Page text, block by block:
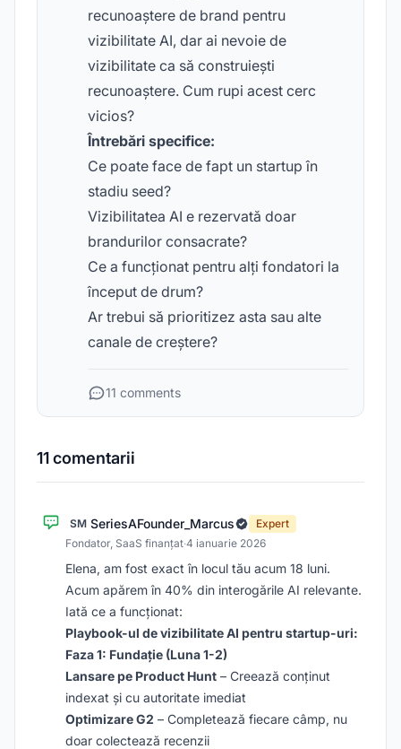
recunoaștere de brand pentru
vizibilitate AI, dar ai nevoie de
vizibilitate ca să construiești
recunoaștere. Cum rupi acest cerc
vicios?
Întrebări specifice:
Ce poate face de fapt un startup în
stadiu seed?
Vizibilitatea AI e rezervată doar
brandurilor consacrate?
Ce a funcționat pentru alți fondatori la
început de drum?
Ar trebui să prioritizez asta sau alte
canale de creștere?
11 comments
11 comentarii
SM SeriesAFounder_Marcus
Expert
Fondator, SaaS finanțat·4 ianuarie 2026
Elena, am fost exact în locul tău acum 18 luni.
Acum apărem în 40% din interogările AI relevante.
Iată ce a funcționat:
Playbook-ul de vizibilitate AI pentru startup-uri:
Faza 1: Fundație (Luna 1-2)
Lansare pe Product Hunt – Creează conținut
indexat și cu autoritate imediat
Optimizare G2 – Completează fiecare câmp, nu
doar colectează recenzii